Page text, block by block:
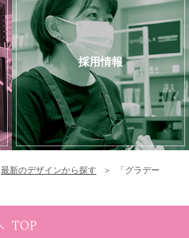
採用情報
最新のデザインから探す
「グラデー